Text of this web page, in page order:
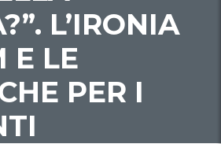
L’IRONIA
E LE
PER I